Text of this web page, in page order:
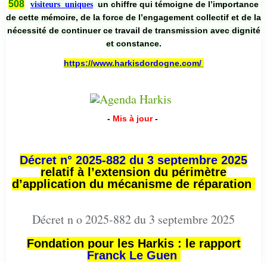
508
visiteurs uniques un chiffre qui témoigne de l’importance
de cette mémoire, de la force de l’engagement collectif et de la
nécessité de continuer ce travail de transmission avec dignité
et constance.
https://www.harkisdordogne.com/
- Mis à jour -
Décret n° 2025-882 du 3 septembre 2025
relatif à l’extension du périmètre
d’application du mécanisme de réparation
Décret n o 2025-882 du 3 septembre 2025
Fondation pour les Harkis : le rapport
Franck Le Guen